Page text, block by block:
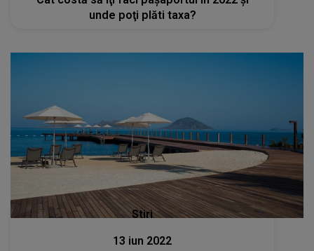
unde poţi plăti taxa?
Stiri
13 iun 2022